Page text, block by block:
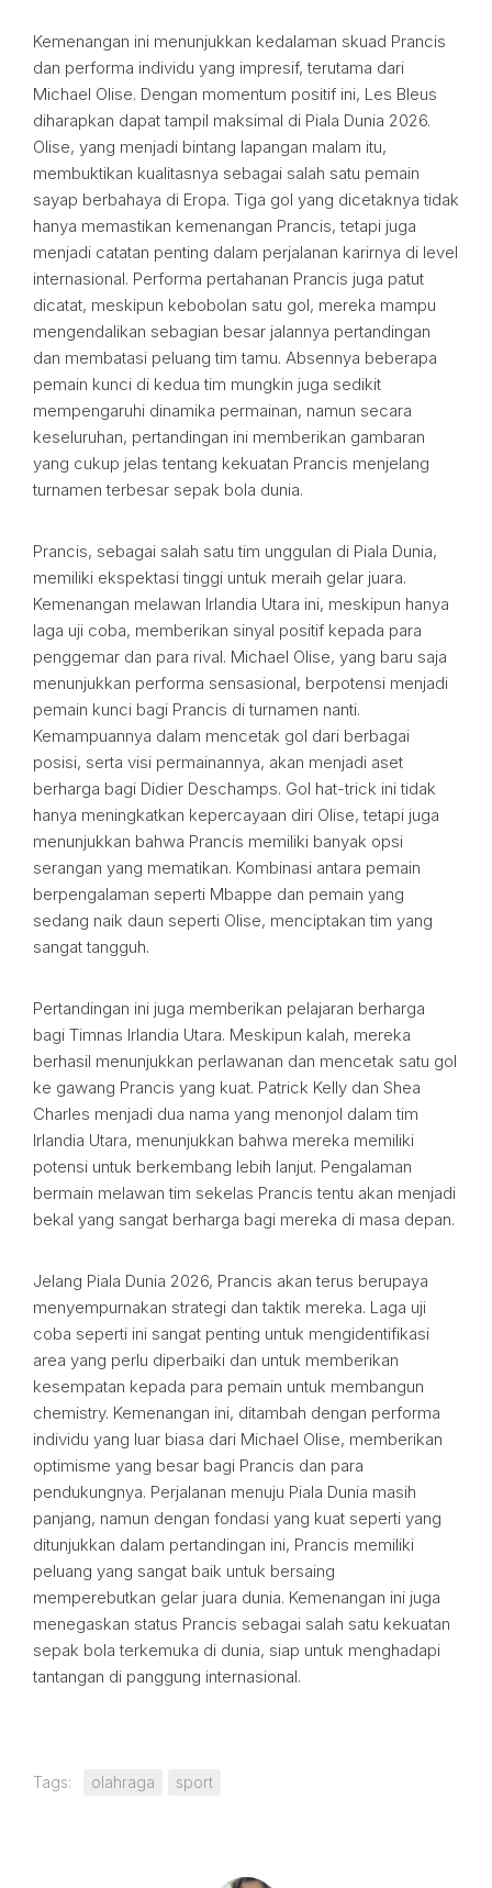
Kemenangan ini menunjukkan kedalaman skuad Prancis
dan performa individu yang impresif, terutama dari
Michael Olise. Dengan momentum positif ini, Les Bleus
diharapkan dapat tampil maksimal di Piala Dunia 2026.
Olise, yang menjadi bintang lapangan malam itu,
membuktikan kualitasnya sebagai salah satu pemain
sayap berbahaya di Eropa. Tiga gol yang dicetaknya tidak
hanya memastikan kemenangan Prancis, tetapi juga
menjadi catatan penting dalam perjalanan karirnya di level
internasional. Performa pertahanan Prancis juga patut
dicatat, meskipun kebobolan satu gol, mereka mampu
mengendalikan sebagian besar jalannya pertandingan
dan membatasi peluang tim tamu. Absennya beberapa
pemain kunci di kedua tim mungkin juga sedikit
mempengaruhi dinamika permainan, namun secara
keseluruhan, pertandingan ini memberikan gambaran
yang cukup jelas tentang kekuatan Prancis menjelang
turnamen terbesar sepak bola dunia.
Prancis, sebagai salah satu tim unggulan di Piala Dunia,
memiliki ekspektasi tinggi untuk meraih gelar juara.
Kemenangan melawan Irlandia Utara ini, meskipun hanya
laga uji coba, memberikan sinyal positif kepada para
penggemar dan para rival. Michael Olise, yang baru saja
menunjukkan performa sensasional, berpotensi menjadi
pemain kunci bagi Prancis di turnamen nanti.
Kemampuannya dalam mencetak gol dari berbagai
posisi, serta visi permainannya, akan menjadi aset
berharga bagi Didier Deschamps. Gol hat-trick ini tidak
hanya meningkatkan kepercayaan diri Olise, tetapi juga
menunjukkan bahwa Prancis memiliki banyak opsi
serangan yang mematikan. Kombinasi antara pemain
berpengalaman seperti Mbappe dan pemain yang
sedang naik daun seperti Olise, menciptakan tim yang
sangat tangguh.
Pertandingan ini juga memberikan pelajaran berharga
bagi Timnas Irlandia Utara. Meskipun kalah, mereka
berhasil menunjukkan perlawanan dan mencetak satu gol
ke gawang Prancis yang kuat. Patrick Kelly dan Shea
Charles menjadi dua nama yang menonjol dalam tim
Irlandia Utara, menunjukkan bahwa mereka memiliki
potensi untuk berkembang lebih lanjut. Pengalaman
bermain melawan tim sekelas Prancis tentu akan menjadi
bekal yang sangat berharga bagi mereka di masa depan.
Jelang Piala Dunia 2026, Prancis akan terus berupaya
menyempurnakan strategi dan taktik mereka. Laga uji
coba seperti ini sangat penting untuk mengidentifikasi
area yang perlu diperbaiki dan untuk memberikan
kesempatan kepada para pemain untuk membangun
chemistry. Kemenangan ini, ditambah dengan performa
individu yang luar biasa dari Michael Olise, memberikan
optimisme yang besar bagi Prancis dan para
pendukungnya. Perjalanan menuju Piala Dunia masih
panjang, namun dengan fondasi yang kuat seperti yang
ditunjukkan dalam pertandingan ini, Prancis memiliki
peluang yang sangat baik untuk bersaing
memperebutkan gelar juara dunia. Kemenangan ini juga
menegaskan status Prancis sebagai salah satu kekuatan
sepak bola terkemuka di dunia, siap untuk menghadapi
tantangan di panggung internasional.
Tags: olahraga sport